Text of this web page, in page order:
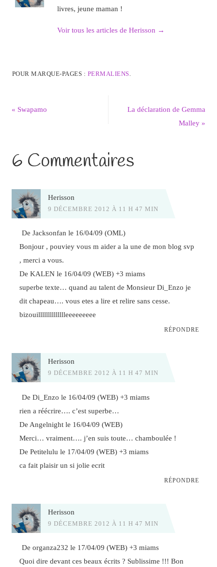
livres, jeune maman !
Voir tous les articles de Herisson →
POUR MARQUE-PAGES : PERMALIENS.
« Swapamo
La déclaration de Gemma
Malley»
6 Commentaires
Herisson
9 DÉCEMBRE 2012 À 11 H 47 MIN
De Jacksonfan le 16/04/09 (OML)
Bonjour , pouviey vous m aider a la une de mon blog svp
, merci a vous.
De KALEN le 16/04/09 (WEB) +3 miams
superbe texte… quand au talent de Monsieur Di_Enzo je
dit chapeau…. vous etes a lire et relire sans cesse.
bizouilllllllllllllleeeeeeeee
RÉPONDRE
Herisson
9 DÉCEMBRE 2012 À 11 H 47 MIN
De Di_Enzo le 16/04/09 (WEB) +3 miams
rien a réécrire…. c’est superbe…
De Angelnight le 16/04/09 (WEB)
Merci… vraiment…. j’en suis toute… chamboulée !
De Petitelulu le 17/04/09 (WEB) +3 miams
ca fait plaisir un si jolie ecrit
RÉPONDRE
Herisson
9 DÉCEMBRE 2012 À 11 H 47 MIN
De organza232 le 17/04/09 (WEB) +3 miams
Quoi dire devant ces beaux écrits ? Sublissime !!! Bon